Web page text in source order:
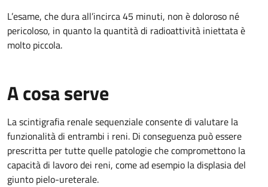
L’esame, che dura all’incirca 45 minuti, non è doloroso né
pericoloso, in quanto la quantità di radioattività iniettata è
molto piccola.
A cosa serve
La scintigrafia renale sequenziale consente di valutare la
funzionalità di entrambi i reni. Di conseguenza può essere
prescritta per tutte quelle patologie che compromettono la
capacità di lavoro dei reni, come ad esempio la displasia del
giunto pielo-ureterale.